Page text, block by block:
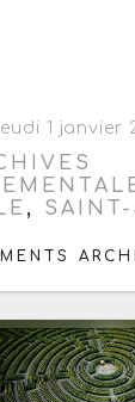
1 janvier
,